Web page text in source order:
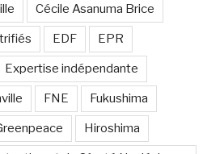
Cécile Asanuma Brice
EDF EPR
Expertise indépendante
FNE Fukushima
Hiroshima